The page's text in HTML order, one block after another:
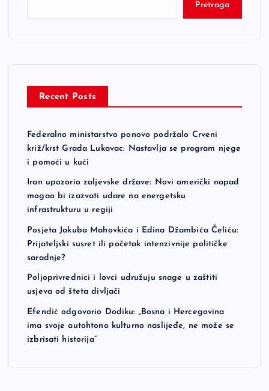
Pretraga
Recent Posts
Federalno ministarstvo ponovo podržalo Crveni
križ/krst Grada Lukavac: Nastavlja se program njege
i pomoći u kući
Iran upozorio zaljevske države: Novi američki napad
mogao bi izazvati udare na energetsku
infrastrukturu u regiji
Posjeta Jakuba Mahovkića i Edina Džambića Čeliću:
Prijateljski susret ili početak intenzivnije političke
saradnje?
Poljoprivrednici i lovci udružuju snage u zaštiti
usjeva od šteta divljači
Efendić odgovorio Dodiku: „Bosna i Hercegovina
ima svoje autohtono kulturno naslijeđe, ne može se
izbrisati historija“